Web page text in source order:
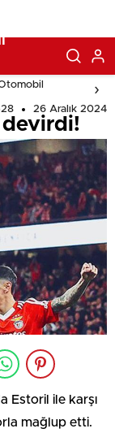
26 Aralık 2024
devirdi!
Estoril ile karşı
mağlup etti.